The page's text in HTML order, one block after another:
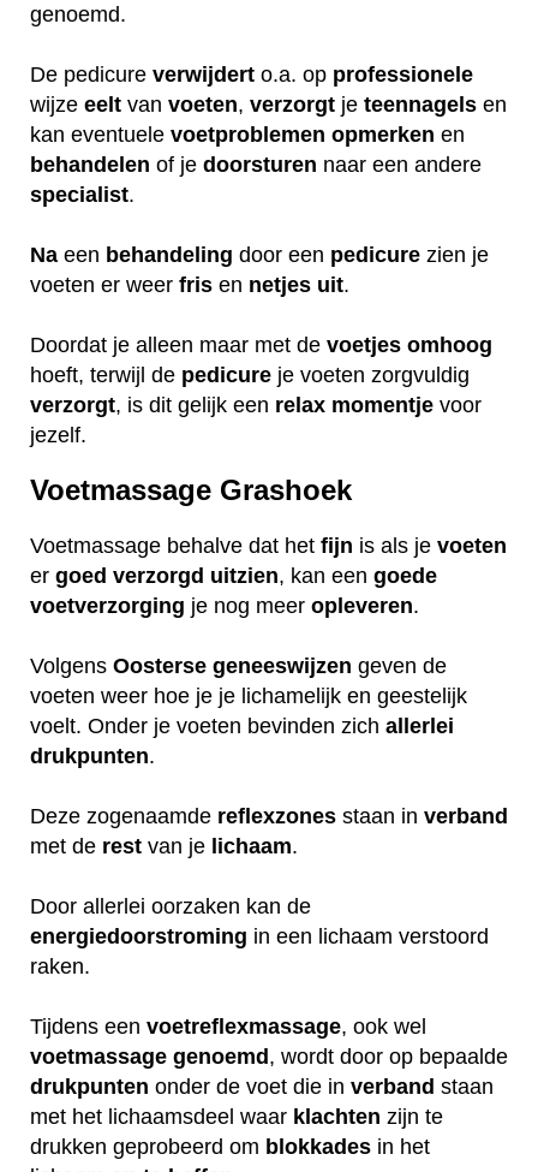
genoemd.
De pedicure verwijdert o.a. op professionele
wijze eelt van voeten, verzorgt je teennagels en
kan eventuele voetproblemen opmerken en
behandelen of je doorsturen naar een andere
specialist.
Na een behandeling door een pedicure zien je
voeten er weer fris en netjes uit.
Doordat je alleen maar met de voetjes omhoog
hoeft, terwijl de pedicure je voeten zorgvuldig
verzorgt, is dit gelijk een relax momentje voor
jezelf.
Voetmassage Grashoek
Voetmassage behalve dat het fijn is als je voeten
er goed verzorgd uitzien, kan een goede
voetverzorging je nog meer opleveren.
Volgens Oosterse geneeswijzen geven de
voeten weer hoe je je lichamelijk en geestelijk
voelt. Onder je voeten bevinden zich allerlei
drukpunten.
Deze zogenaamde reflexzones staan in verband
met de rest van je lichaam.
Door allerlei oorzaken kan de
energiedoorstroming in een lichaam verstoord
raken.
Tijdens een voetreflexmassage, ook wel
voetmassage genoemd , wordt door op bepaalde
drukpunten onder de voet die in verband staan
met het lichaamsdeel waar klachten zijn te
drukken geprobeerd om blokkades in het